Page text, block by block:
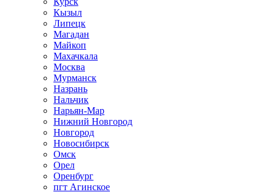
Кызыл
Липецк
Магадан
Майкоп
Махачкала
Москва
Мурманск
Назрань
Нальчик
Нарьян-Мар
Нижний Новгород
Новгород
Новосибирск
Омск
Орел
Оренбург
пгт Агинское